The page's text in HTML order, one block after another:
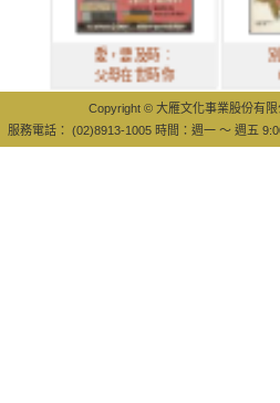
愛，要及時：
父母在世時你
別以為還有2
Copyright © 大雁文化事業股份有
服務電話： (02)8913-1005 時間：週一 ～ 週五